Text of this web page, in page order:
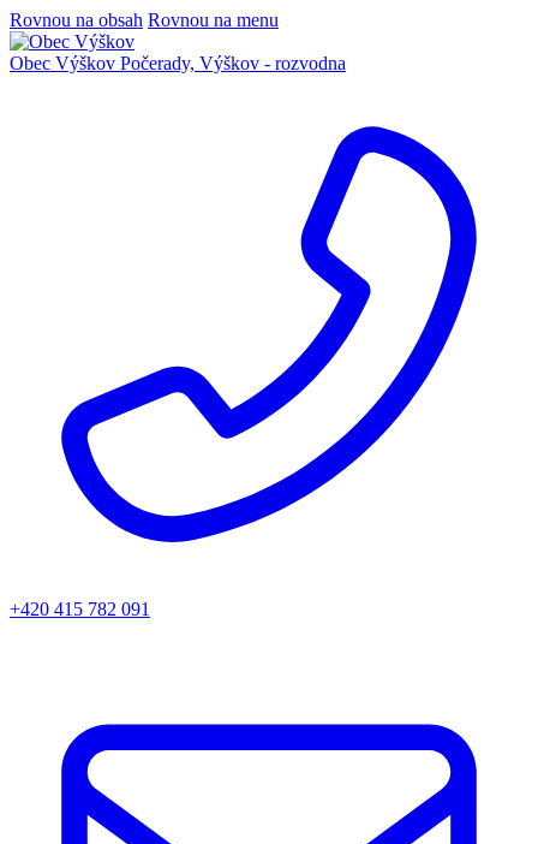
Rovnou na obsah Rovnou na menu
Obec Výškov Počerady, Výškov - rozvodna
+420 415 782 091